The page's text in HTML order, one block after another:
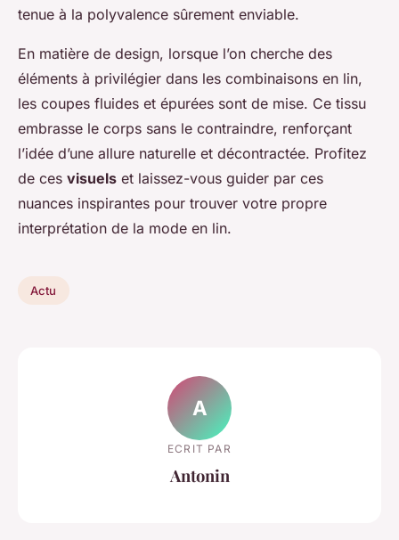
tenue à la polyvalence sûrement enviable.
En matière de design, lorsque l’on cherche des
éléments à privilégier dans les combinaisons en lin,
les coupes fluides et épurées sont de mise. Ce tissu
embrasse le corps sans le contraindre, renforçant
l’idée d’une allure naturelle et décontractée. Profitez
de ces visuels et laissez-vous guider par ces
nuances inspirantes pour trouver votre propre
interprétation de la mode en lin.
Actu
A
ECRIT PAR
Antonin